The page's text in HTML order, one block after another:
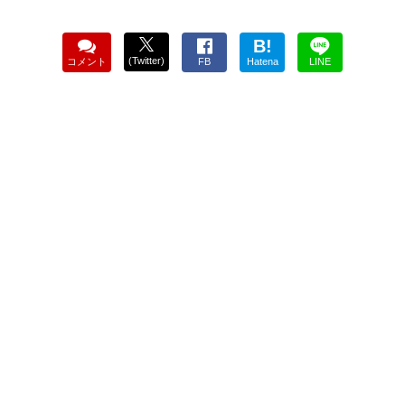
コメント (Twitter) FB
B!
Hatena LINE